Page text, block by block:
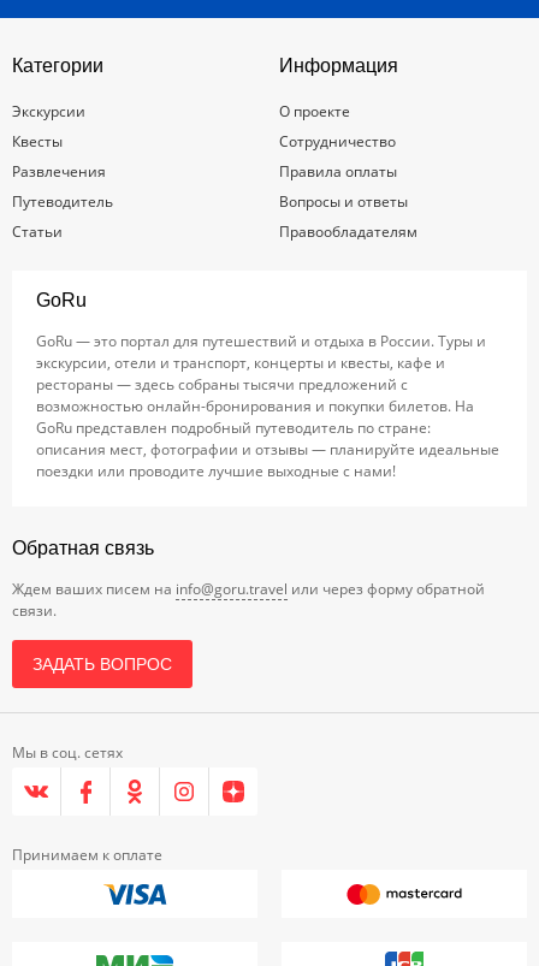
Категории
Экскурсии
Квесты
Развлечения
Путеводитель
Статьи
Информация
О проекте
Сотрудничество
Правила оплаты
Вопросы и ответы
Правообладателям
GoRu
GoRu — это портал для путешествий и отдыха в России. Туры и
экскурсии, отели и транспорт, концерты и квесты, кафе и
рестораны — здесь собраны тысячи предложений с
возможностью онлайн-бронирования и покупки билетов. На
GoRu представлен подробный путеводитель по стране:
описания мест, фотографии и отзывы — планируйте идеальные
поездки или проводите лучшие выходные с нами!
Обратная связь
Ждем ваших писем на info@goru.travel или через форму обратной
связи.
ЗАДАТЬ ВОПРОС
Мы в соц. сетях
Принимаем к оплате